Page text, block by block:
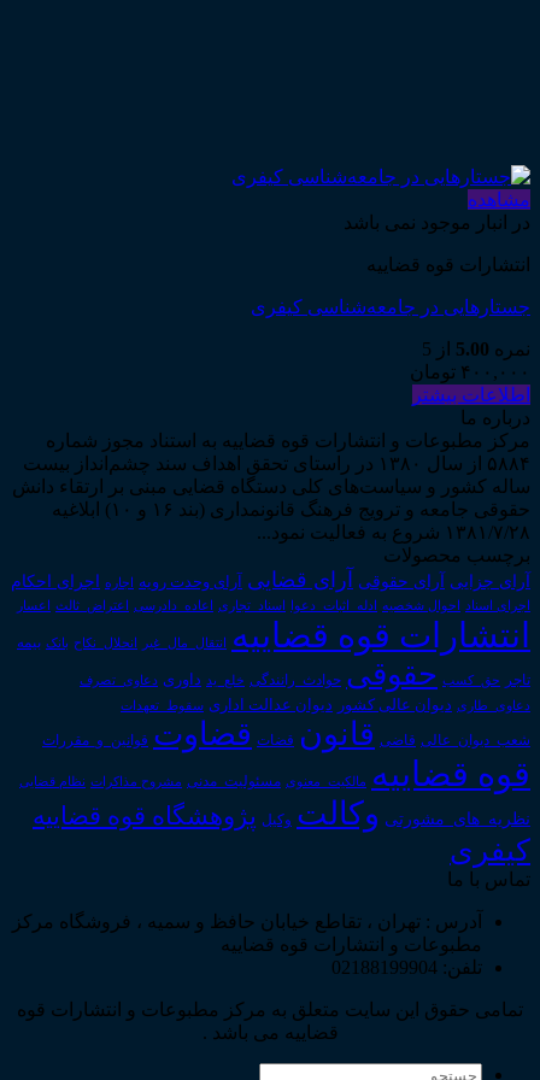
مشاهده
در انبار موجود نمی باشد
انتشارات قوه قضاییه
جستارهایی در جامعه‌شناسی کیفری
نمره 5.00 از 5
۴۰۰,۰۰۰ تومان
اطلاعات بیشتر
درباره ما
مرکز مطبوعات و انتشارات قوه قضاییه به استناد مجوز شماره
۵۸۸۴ از سال ۱۳۸۰ در راستای تحقق اهداف سند چشم‌انداز بیست
ساله کشور و سیاست‌های کلی دستگاه قضایی مبنی بر ارتقاء دانش
حقوقی جامعه و ترویج فرهنگ قانونمداری (بند ۱۶ و ۱۰) ابلاغیه
۱۳۸۱/۷/۲۸ شروع به فعالیت نمود...
برچسب محصولات
آرای جزایی آرای حقوقی آرای قضایی آرای وحدت رویه اجاره اجرای احکام
اجرای اسناد احوال شخصیه ادله_اثبات_دعوا اسناد_تجاری اعاده_دادرسی اعتراض_ثالث اعسار
انتشارات قوه قضاییه انتقال_مال_غیر انحلال_نکاح بانک بیمه
تاجر حق_کسب حقوقی حوادث_رانندگی خلع_ید داوری دعاوی_تصرف
دعاوی_طاری دیوان عالی کشور دیوان عدالت اداری سقوط_تعهدات
شعب_دیوان_عالی قاضی قانون قضات قضاوت قوانین_و_مقررات
قوه قضاییه مالکیت_معنوی مسئولیت_مدنی مشروح مذاکرات نظام قضایی
نظریه_های_مشورتی وکالت وکیل پژوهشگاه قوه قضاییه
کیفری
تماس با ما
آدرس : تهران ، تقاطع خیابان حافظ و سمیه ، فروشگاه مرکز
مطبوعات و انتشارات قوه قضاییه
تلفن: 02188199904
تمامی حقوق این سایت متعلق به مرکز مطبوعات و انتشارات قوه
قضاییه می باشد .
جستجو